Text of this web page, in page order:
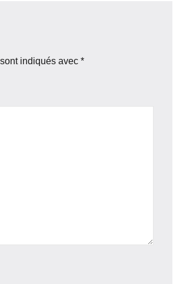
indiqués avec *